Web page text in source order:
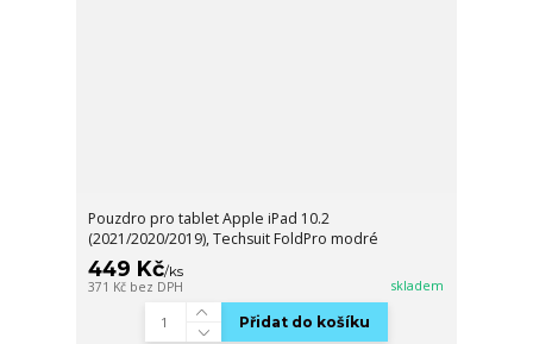
Pouzdro pro tablet Apple iPad 10.2
(2021/2020/2019), Techsuit FoldPro modré
449 Kč/ks
371 Kč bez DPH skladem
Přidat do košíku